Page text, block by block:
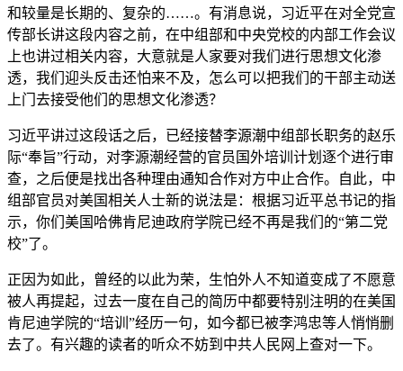
和较量是长期的、复杂的……。有消息说，习近平在对全党宣
传部长讲这段内容之前，在中组部和中央党校的内部工作会议
上也讲过相关内容，大意就是人家要对我们进行思想文化渗
透，我们迎头反击还怕来不及，怎么可以把我们的干部主动送
上门去接受他们的思想文化渗透？
习近平讲过这段话之后，已经接替李源潮中组部长职务的赵乐
际“奉旨”行动，对李源潮经营的官员国外培训计划逐个进行审
查，之后便是找出各种理由通知合作对方中止合作。自此，中
组部官员对美国相关人士新的说法是：根据习近平总书记的指
示，你们美国哈佛肯尼迪政府学院已经不再是我们的“第二党
校”了。
正因为如此，曾经的以此为荣，生怕外人不知道变成了不愿意
被人再提起，过去一度在自己的简历中都要特别注明的在美国
肯尼迪学院的“培训”经历一句，如今都已被李鸿忠等人悄悄删
去了。有兴趣的读者的听众不妨到中共人民网上查对一下。